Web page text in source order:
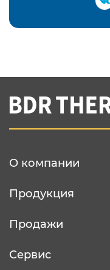
Подтвердить e-
Вы соглашаетесь
О компании
Продукция
Продажи
Сервис